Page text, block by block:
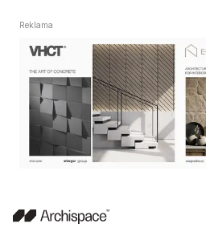
Reklama